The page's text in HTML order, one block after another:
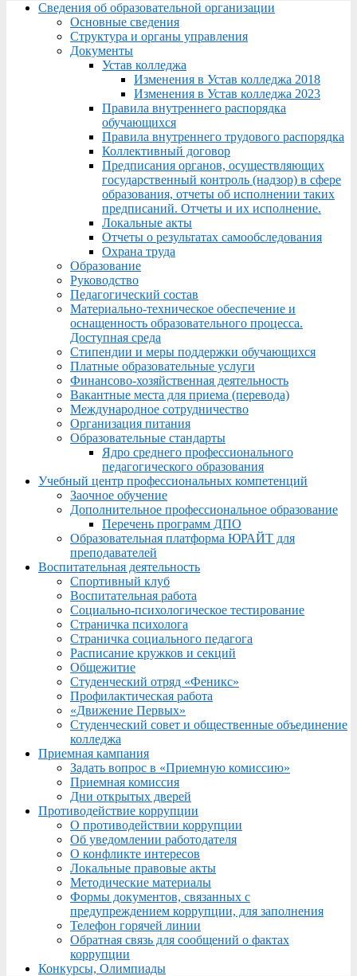
Menu
Сведения об образовательной организации
Основные сведения
Структура и органы управления
Документы
Устав колледжа
Изменения в Устав колледжа 2018
Изменения в Устав колледжа 2023
Правила внутреннего распорядка
обучающихся
Правила внутреннего трудового распорядка
Коллективный договор
Предписания органов, осуществляющих
государственный контроль (надзор) в сфере
образования, отчеты об исполнении таких
предписаний. Отчеты и их исполнение.
Локальные акты
Отчеты о результатах самообследования
Охрана труда
Образование
Руководство
Педагогический состав
Материально-техническое обеспечение и
оснащенность образовательного процесса.
Доступная среда
Стипендии и меры поддержки обучающихся
Платные образовательные услуги
Финансово-хозяйственная деятельность
Вакантные места для приема (перевода)
Международное сотрудничество
Организация питания
Образовательные стандарты
Ядро среднего профессионального
педагогического образования
Учебный центр профессиональных компетенций
Заочное обучение
Дополнительное профессиональное образование
Перечень программ ДПО
Образовательная платформа ЮРАЙТ для
преподавателей
Воспитательная деятельность
Спортивный клуб
Воспитательная работа
Социально-психологическое тестирование
Страничка психолога
Страничка социального педагога
Расписание кружков и секций
Общежитие
Студенческий отряд «Феникс»
Профилактическая работа
«Движение Первых»
Студенческий совет и общественные объединение
колледжа
Приемная кампания
Задать вопрос в «Приемную комиссию»
Приемная комиссия
Дни открытых дверей
Противодействие коррупции
О противодействии коррупции
Об уведомлении работодателя
О конфликте интересов
Локальные правовые акты
Методические материалы
Формы документов, связанных с
предупреждением коррупции, для заполнения
Телефон горячей линии
Обратная связь для сообщений о фактах
коррупции
Конкурсы, Олимпиады